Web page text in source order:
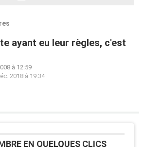
ayant eu leur règles, c'est
à 12:59
2018 à 19:34
EN QUELQUES CLICS